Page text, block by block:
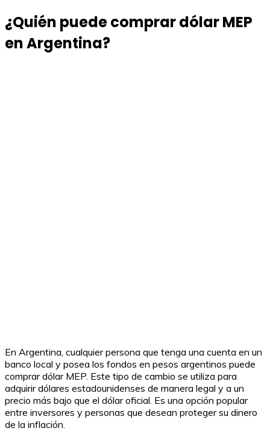
¿Quién puede comprar dólar MEP
en Argentina?
En Argentina, cualquier persona que tenga una cuenta en un
banco local y posea los fondos en pesos argentinos puede
comprar dólar MEP. Este tipo de cambio se utiliza para
adquirir dólares estadounidenses de manera legal y a un
precio más bajo que el dólar oficial. Es una opción popular
entre inversores y personas que desean proteger su dinero
de la inflación.